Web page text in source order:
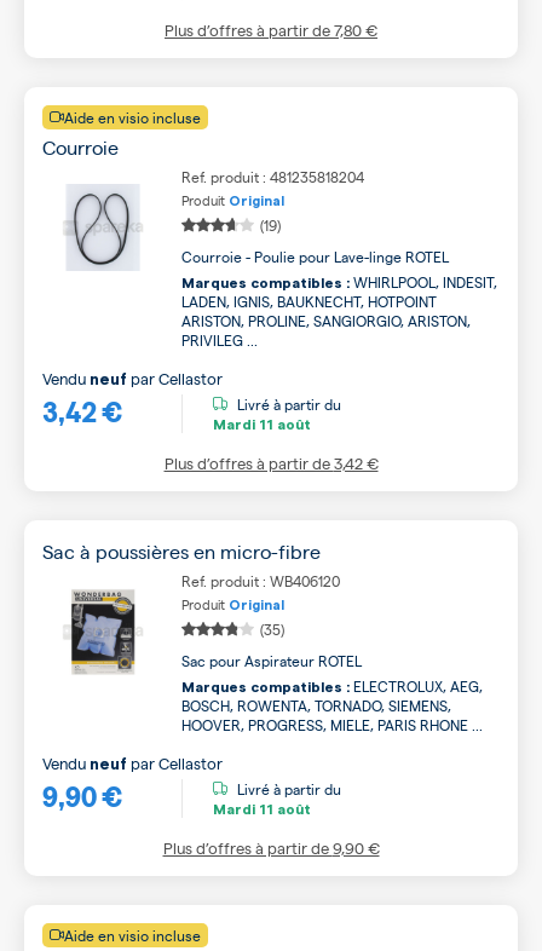
Plus d’offres à partir de7,80 €
Aide en visio incluse
Courroie
Ref. produit : 481235818204
Produit Original
(19)
Courroie - Poulie pour Lave-linge ROTEL
Marques compatibles : WHIRLPOOL, INDESIT,
LADEN, IGNIS, BAUKNECHT, HOTPOINT
ARISTON, PROLINE, SANGIORGIO, ARISTON,
PRIVILEG ...
3,42 €
Vendu neuf parCellastor
Livré à partir du
Mardi 11 août
Plus d’offres à partir de3,42 €
Sac à poussières en micro-fibre
Ref. produit : WB406120
Produit Original
(35)
Sac pour Aspirateur ROTEL
Marques compatibles : ELECTROLUX, AEG,
BOSCH, ROWENTA, TORNADO, SIEMENS,
HOOVER, PROGRESS, MIELE, PARIS RHONE ...
9,90 €
Vendu neuf parCellastor
Livré à partir du
Mardi 11 août
Plus d’offres à partir de9,90 €
Aide en visio incluse